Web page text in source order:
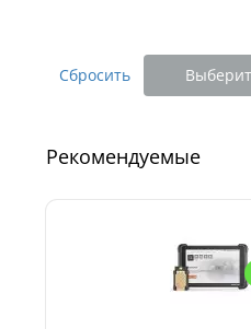
Сбросить
Рекомендуемые